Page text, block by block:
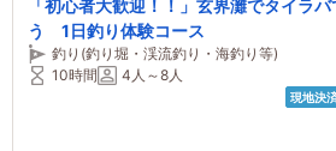
「初心者大歓迎！！」玄界灘でタイラ
う 1日釣り体験コース
釣り(釣り堀・渓流釣り・海釣り等)
10時間
4人～8人
現地決